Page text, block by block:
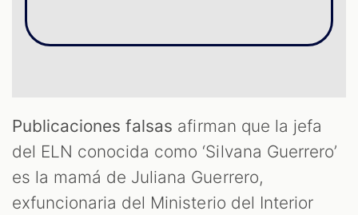
Publicaciones falsas afirman que la jefa
del ELN conocida como ‘Silvana Guerrero’
es la mamá de Juliana Guerrero,
exfuncionaria del Ministerio del Interior